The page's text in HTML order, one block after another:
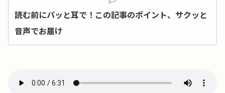
読む前にパッと耳で！この記事のポイント、サクッと
音声でお届け